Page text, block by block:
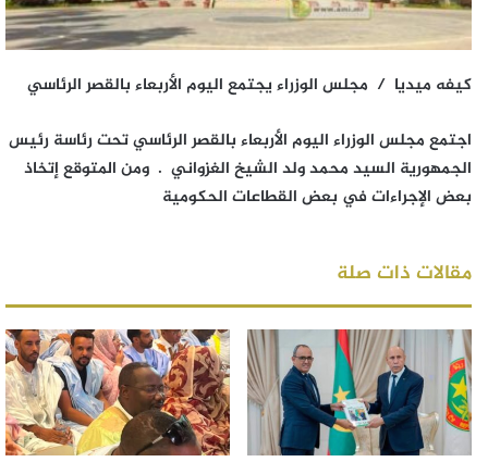
كيفه ميديا / مجلس الوزراء يجتمع اليوم الأربعاء بالقصر الرئاسي
اجتمع مجلس الوزراء اليوم الأربعاء بالقصر الرئاسي تحت رئاسة رئيس
الجمهورية السيد محمد ولد الشيخ الغزواني . ومن المتوقع إتخاذ
بعض الإجراءات في بعض القطاعات الحكومية
مقالات ذات صلة